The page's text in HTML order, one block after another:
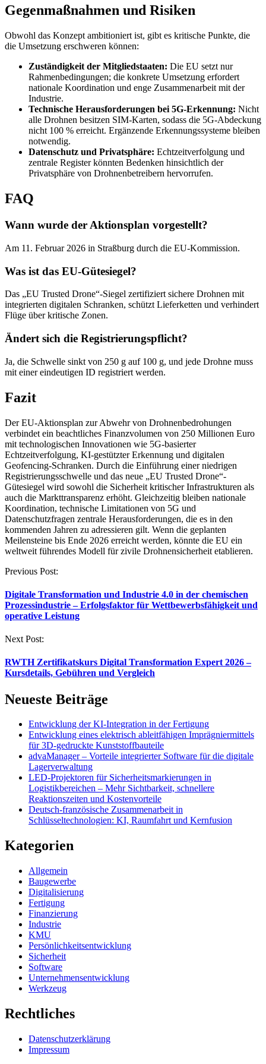
Gegenmaßnahmen und Risiken
Obwohl das Konzept ambitioniert ist, gibt es kritische Punkte, die
die Umsetzung erschweren können:
Zuständigkeit der Mitgliedstaaten: Die EU setzt nur
Rahmenbedingungen; die konkrete Umsetzung erfordert
nationale Koordination und enge Zusammenarbeit mit der
Industrie.
Technische Herausforderungen bei 5G-Erkennung: Nicht
alle Drohnen besitzen SIM-Karten, sodass die 5G-Abdeckung
nicht 100 % erreicht. Ergänzende Erkennungssysteme bleiben
notwendig.
Datenschutz und Privatsphäre: Echtzeitverfolgung und
zentrale Register könnten Bedenken hinsichtlich der
Privatsphäre von Drohnenbetreibern hervorrufen.
FAQ
Wann wurde der Aktionsplan vorgestellt?
Am 11. Februar 2026 in Straßburg durch die EU-Kommission.
Was ist das EU-Gütesiegel?
Das „EU Trusted Drone“-Siegel zertifiziert sichere Drohnen mit
integrierten digitalen Schranken, schützt Lieferketten und verhindert
Flüge über kritische Zonen.
Ändert sich die Registrierungspflicht?
Ja, die Schwelle sinkt von 250 g auf 100 g, und jede Drohne muss
mit einer eindeutigen ID registriert werden.
Fazit
Der EU-Aktionsplan zur Abwehr von Drohnenbedrohungen
verbindet ein beachtliches Finanzvolumen von 250 Millionen Euro
mit technologischen Innovationen wie 5G-basierter
Echtzeitverfolgung, KI-gestützter Erkennung und digitalen
Geofencing-Schranken. Durch die Einführung einer niedrigen
Registrierungsschwelle und das neue „EU Trusted Drone“-
Gütesiegel wird sowohl die Sicherheit kritischer Infrastrukturen als
auch die Markttransparenz erhöht. Gleichzeitig bleiben nationale
Koordination, technische Limitationen von 5G und
Datenschutzfragen zentrale Herausforderungen, die es in den
kommenden Jahren zu adressieren gilt. Wenn die geplanten
Meilensteine bis Ende 2026 erreicht werden, könnte die EU ein
weltweit führendes Modell für zivile Drohnensicherheit etablieren.
Post
Previous Post:
Digitale Transformation und Industrie 4.0 in der chemischen
Prozessindustrie – Erfolgsfaktor für Wettbewerbsfähigkeit und
operative Leistung
Next Post:
RWTH Zertifikatskurs Digital Transformation Expert 2026 –
Kursdetails, Gebühren und Vergleich
Neueste Beiträge
Entwicklung der KI-Integration in der Fertigung
Entwicklung eines elektrisch ableitfähigen Imprägniermittels
für 3D-gedruckte Kunststoffbauteile
advaManager – Vorteile integrierter Software für die digitale
Lagerverwaltung
LED-Projektoren für Sicherheitsmarkierungen in
Logistikbereichen – Mehr Sichtbarkeit, schnellere
Reaktionszeiten und Kostenvorteile
Deutsch-französische Zusammenarbeit in
Schlüsseltechnologien: KI, Raumfahrt und Kernfusion
Kategorien
Allgemein
Baugewerbe
Digitalisierung
Fertigung
Finanzierung
Industrie
KMU
Persönlichkeitsentwicklung
Sicherheit
Software
Unternehmensentwicklung
Werkzeug
Rechtliches
Datenschutzerklärung
Impressum